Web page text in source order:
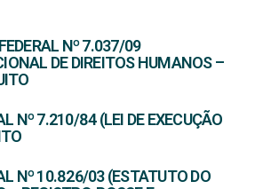
Nº 7.037/09
DE DIREITOS HUMANOS –
Nº 7.210/84 (LEI DE EXECUÇÃO
Nº 10.826/03 (ESTATUTO DO